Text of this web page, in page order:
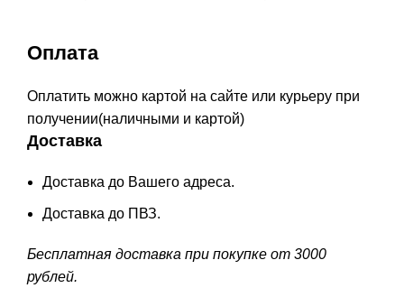
Оплата
Оплатить можно картой на сайте или курьеру при
получении(наличными и картой)
Доставка
Доставка до Вашего адреса.
Доставка до ПВЗ.
Бесплатная доставка при покупке от 3000
рублей.